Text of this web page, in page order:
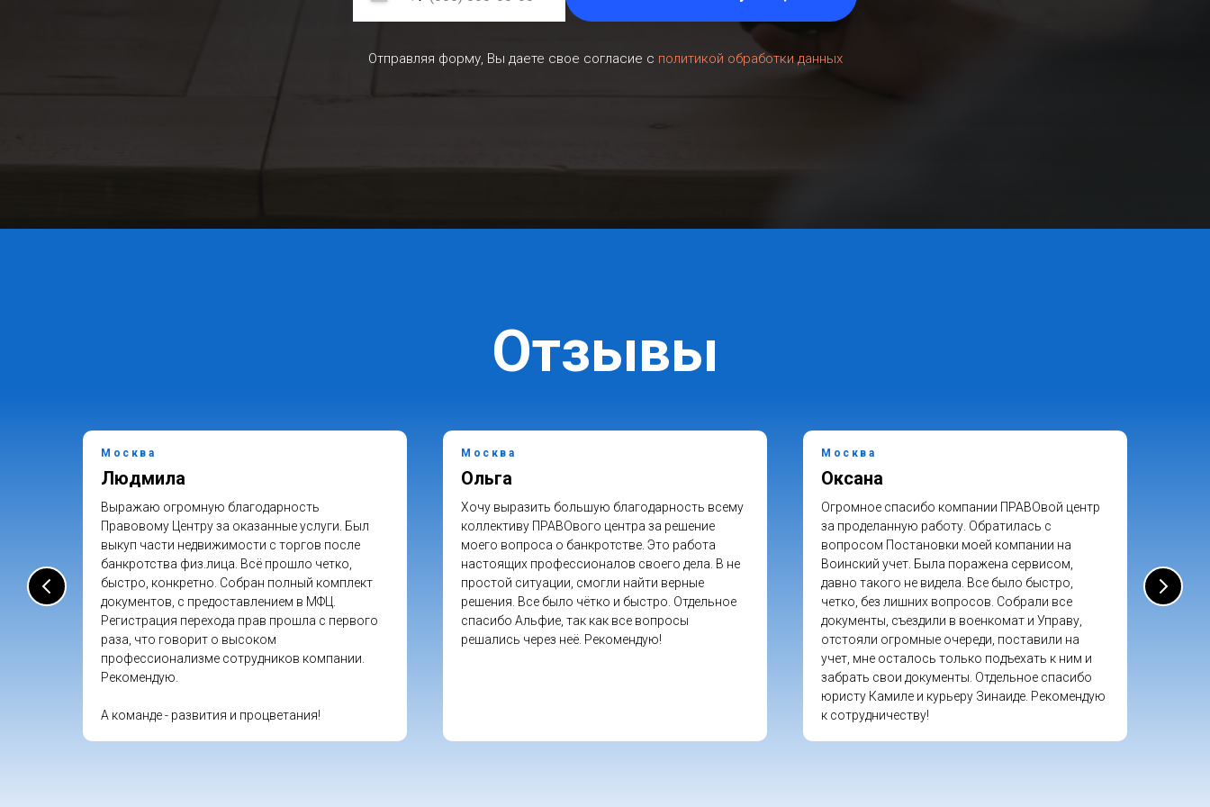
Отправляя форму, Вы даете свое согласие с политикой обработки данных
Отзывы
Москва
Людмила
Выражаю огромную благодарность
Правовому Центру за оказанные услуги. Был
выкуп части недвижимости с торгов после
банкротства физ.лица. Всё прошло четко,
быстро, конкретно. Собран полный комплект
документов, с предоставлением в МФЦ.
Регистрация перехода прав прошла с первого
раза, что говорит о высоком
профессионализме сотрудников компании.
Рекомендую.
А команде - развития и процветания!
Москва
Ольга
Хочу выразить большую благодарность всему
коллективу ПРАВОвого центра за решение
моего вопроса о банкротстве. Это работа
настоящих профессионалов своего дела. В не
простой ситуации, смогли найти верные
решения. Все было чётко и быстро. Отдельное
спасибо Альфие, так как все вопросы
решались через неё. Рекомендую!
Москва
Оксана
Огромное спасибо компании ПРАВОвой центр
за проделанную работу. Обратилась с
вопросом Постановки моей компании на
Воинский учет. Была поражена сервисом,
давно такого не видела. Все было быстро,
четко, без лишних вопросов. Собрали все
документы, съездили в военкомат и Управу,
отстояли огромные очереди, поставили на
учет, мне осталось только подъехать к ним и
забрать свои документы. Отдельное спасибо
юристу Камиле и курьеру Зинаиде. Рекомендую
к сотрудничеству!